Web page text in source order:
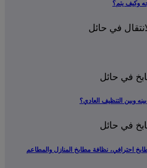
وكيف يتم؟
وبين التنظيف العادي؟
احترافي، نظافة مطابخ المنازل والمطاعم